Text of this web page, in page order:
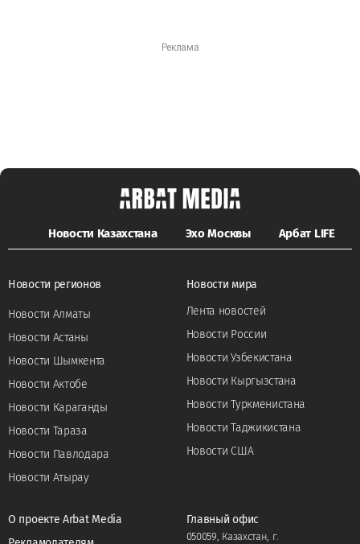
Новости Казахстана Эхо Москвы Арбат LIFE
Новости регионов
Новости Алматы
Новости Астаны
Новости Шымкента
Новости Актобе
Новости Караганды
Новости Тараза
Новости Павлодара
Новости Атырау
Новости мира
Лента новостей
Новости России
Новости Узбекистана
Новости Кыргызстана
Новости Туркменистана
Новости Таджикистана
Новости США
О проекте Arbat Media
Главный офис
050059, Казахстан, г.